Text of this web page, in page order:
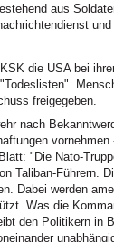
aus
die USA bei
freigegeben.
nach
"Die Nato-
Taliban-Führern.
Dabei werden
Was die
den Politikern